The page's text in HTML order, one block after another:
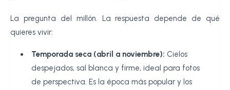
La pregunta del millón. La respuesta depende de qué
quieres vivir:
Temporada seca (abril a noviembre): Cielos
despejados, sal blanca y firme, ideal para fotos
de perspectiva. Es la época más popular y los